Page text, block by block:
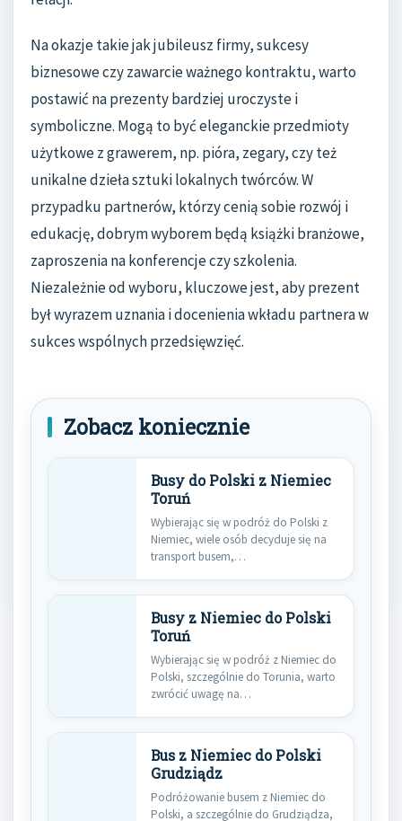
Na okazje takie jak jubileusz firmy, sukcesy
biznesowe czy zawarcie ważnego kontraktu, warto
postawić na prezenty bardziej uroczyste i
symboliczne. Mogą to być eleganckie przedmioty
użytkowe z grawerem, np. pióra, zegary, czy też
unikalne dzieła sztuki lokalnych twórców. W
przypadku partnerów, którzy cenią sobie rozwój i
edukację, dobrym wyborem będą książki branżowe,
zaproszenia na konferencje czy szkolenia.
Niezależnie od wyboru, kluczowe jest, aby prezent
był wyrazem uznania i docenienia wkładu partnera w
sukces wspólnych przedsięwzięć.
Zobacz koniecznie
Busy do Polski z Niemiec
Toruń
Wybierając się w podróż do Polski z
Niemiec, wiele osób decyduje się na
transport busem,…
Busy z Niemiec do Polski
Toruń
Wybierając się w podróż z Niemiec do
Polski, szczególnie do Torunia, warto
zwrócić uwagę na…
Bus z Niemiec do Polski
Grudziądz
Podróżowanie busem z Niemiec do
Polski, a szczególnie do Grudziądza,